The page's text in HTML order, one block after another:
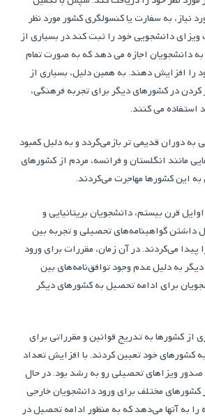
نیاز، به سفارت یا کنسولگری کشور مورد نظر
دانشجویی خود را ثبت کند.در بسیاری از
دانشجویان اجازه می دهد که به صورت تمام
را افزایش دهند. به همین دلیل، بسیاری از
در کشورهای دیگر برای تجربه فرهنگی،
استفاده می کنند.
به دوران قدیمی تر بازمی‌گردد و به دلیل کمبود
مانند انگلستان و فرانسه، مردم از کشورهای
این کشورها مهاجرت می‌کردند.
قرن بیستم، دانشجویان بریتانیایی و
داشتن گواهینامه‌های تحصیلی و تجربه بین
پیدا می‌کردند. در آن زمان، مقررات برای ورود
به دلیل عدم وجود توافق‌نامه‌های بین
برای ادامه تحصیل به کشورهای دیگر
از کشورها به تدریج قوانین و مقرراتی برای
کشورهای خود تعیین کردند. با افزایش تعداد
صدور ویزاهای تحصیلی رو به رشد بود. در حال
مختلف برای ورود دانشجویان خارجی
به آنها می‌دهد که به منظور ادامه تحصیل در